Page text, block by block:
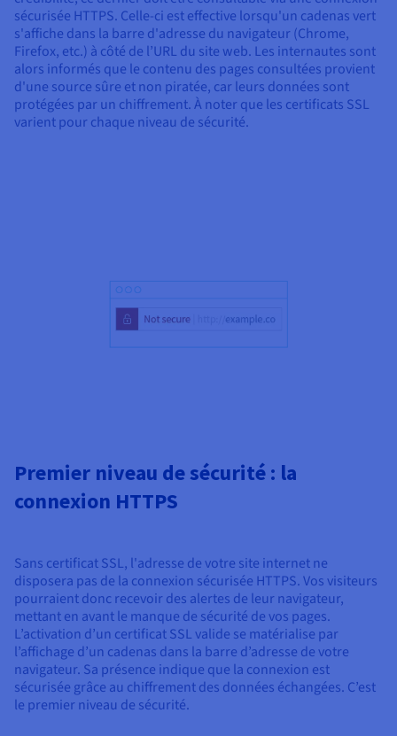
sécurisée HTTPS. Celle-ci est effective lorsqu'un cadenas vert
s'affiche dans la barre d'adresse du navigateur (Chrome,
Firefox, etc.) à côté de l’URL du site web. Les internautes sont
alors informés que le contenu des pages consultées provient
d'une source sûre et non piratée, car leurs données sont
protégées par un chiffrement. À noter que les certificats SSL
varient pour chaque niveau de sécurité.
Premier niveau de sécurité : la
connexion HTTPS
Sans certificat SSL, l'adresse de votre site internet ne
disposera pas de la connexion sécurisée HTTPS. Vos visiteurs
pourraient donc recevoir des alertes de leur navigateur,
mettant en avant le manque de sécurité de vos pages.
L’activation d’un certificat SSL valide se matérialise par
l’affichage d’un cadenas dans la barre d’adresse de votre
navigateur. Sa présence indique que la connexion est
sécurisée grâce au chiffrement des données échangées. C’est
le premier niveau de sécurité.